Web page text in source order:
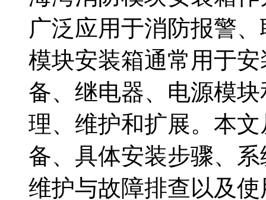
广泛应用于消防报警
模块安装箱通常用于
备、继电器、电源模
理、维护和扩展。本
备、具体安装步骤、
维护与故障排查以及使